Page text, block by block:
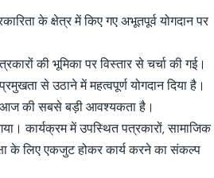
के क्षेत्र में किए गए अभूतपूर्व योगदान पर
की भूमिका पर विस्तार से चर्चा की गई।
से उठाने में महत्वपूर्ण योगदान दिया है।
आज की सबसे बड़ी आवश्यकता है।
कार्यक्रम में उपस्थित पत्रकारों, सामाजिक
के लिए एकजुट होकर कार्य करने का संकल्प